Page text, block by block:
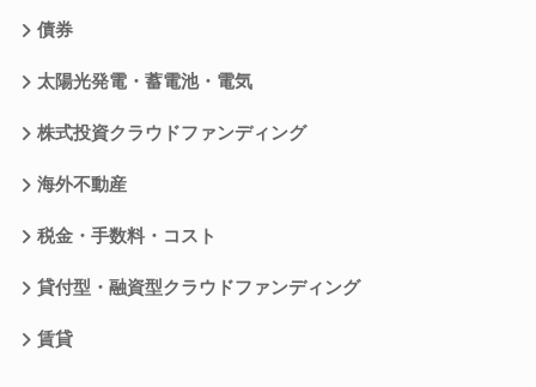
債券
太陽光発電・蓄電池・電気
株式投資クラウドファンディング
海外不動産
税金・手数料・コスト
貸付型・融資型クラウドファンディング
賃貸